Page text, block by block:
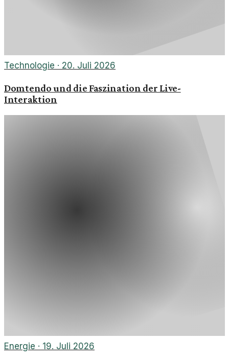
Technologie · 20. Juli 2026
Domtendo und die Faszination der Live-
Interaktion
Energie · 19. Juli 2026